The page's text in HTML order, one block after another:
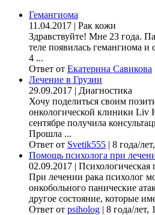
Гемангиома
11.04.2017 | Рак кожи
Здравствуйте! Мне 23 года.
теле появилась гемангиома и
4 ...
Ответ от Екатерина Савикова
Лечение в Грузии
29.09.2017 | Диагностика
Хочу поделиться своим
онкологической клиники Liv
сентябре получила
Прошла ...
Ответ от Svetik555 | 8 года/
Помощь психолога при
02.09.2017 |
При лечении рака психолог
онкобольного панические
другое состояние, которые
Ответ от psiholog | 8 года/лет,